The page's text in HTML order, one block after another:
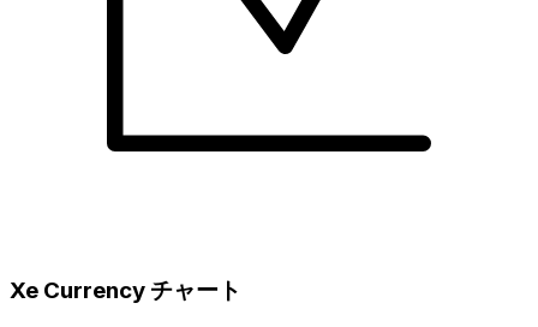
Xe Currency チャート